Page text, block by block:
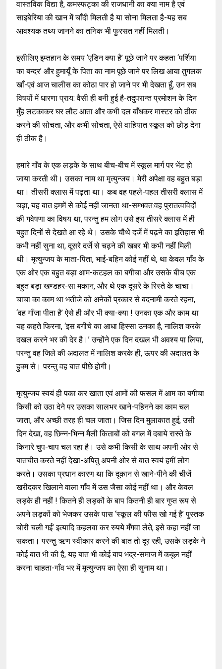
वास्तविक विद्या है, कमस्फट्का की राजधानी का क्या नाम है एवं
साइबेरिया की खान में चाँदी मिलती है या सोना मिलता है-यह सब
आवश्यक तथ्य जानने का तनिक भी फुरसत नहीं मिलती।
इसीलिए इम्तहान के समय ‘एडिन क्या है’ पूछे जाने पर कहता ‘पर्शिया
का बन्दर’ और हुमायूँ के पिता का नाम पूछे जाने पर लिख आया तुगलक
खाँ-एवं आज चालीस का कोठा पार हो जाने पर भी देखता हूँ, उन सब
विषयों में धारणा प्राय: वैसी ही बनी हुई है-तदुपरान्त प्रमोशन के दिन
मुँह लटकाकर घर लौट आता और कभी दल बाँधकर मास्टर को ठीक
करने की सोचता, और कभी सोचता, ऐसे वाहियात स्कूल को छोड़ देना
ही ठीक है।
हमारे गाँव के एक लड़के के साथ बीच-बीच में स्कूल मार्ग पर भेंट हो
जाया करती थी। उसका नाम था मृत्युन्जय। मेरी अपेक्षा वह बहुत बड़ा
था। तीसरी क्लास में पढ़ता था। कब वह पहले-पहल तीसरी क्लास में
चढ़ा, यह बात हममें से कोई नहीं जानता था-सम्भवत:वह पुरातत्वविदों
की गवेषणा का विषय था, परन्तु हम लोग उसे इस तीसरे क्लास में ही
बहुत दिनों से देखते आ रहे थे। उसके चौथे दर्जे में पढ़ने का इतिहास भी
कभी नहीं सुना था, दूसरे दर्जे से चढ़ने की खबर भी कभी नहीं मिली
थी। मृत्युन्जय के माता-पिता, भाई-बहिन कोई नहीं थे, था केवल गाँव के
एक ओर एक बहुत बड़ा आम-कटहल का बगीचा और उसके बीच एक
बहुत बड़ा खण्डहर-सा मकान, और थे एक दूसरे के रिस्ते के चाचा।
चाचा का काम था भतीजे को अनेकों प्रकार से बदनामी करते रहना,
‘वह गाँजा पीता है’ ऐसे ही और भी क्या-क्या ! उनका एक और काम था
यह कहते फिरना, ‘इस बगीचे का आधा हिस्सा उनका है, नालिश करके
दखल करने भर की देर है।’ उन्होंने एक दिन दखल भी अवश्य पा लिया,
परन्तु वह जिले की अदालत में नालिश करके ही, ऊपर की अदालत के
हुक्म से। परन्तु वह बात पीछे होगी।
मृत्युन्जय स्वयं ही पका कर खाता एवं आमों की फसल में आम का बगीचा
किसी को उठा देने पर उसका सालभर खाने-पहिनने का काम चल
जाता, और अच्छी तरह ही चल जाता। जिस दिन मुलाकात हुई, उसी
दिन देखा, वह छिन्न-भिन्न मैली किताबों को बगल में दबाये रास्ते के
किनारे चुप-चाप चल रहा है। उसे कभी किसी के साथ अपनी ओर से
बातचीत करते नहीं देखा-अपितु अपनी ओर से बात स्वयं हमीं लोग
करते। उसका प्रधान कारण था कि दूकान से खाने-पीने की चीजें
खरीदकर खिलाने वाला गाँव में उस जैसा कोई नहीं था। और केवल
लड़के ही नहीं ! कितने ही लड़कों के बाप कितनी ही बार गुप्त रूप से
अपने लड़कों को भेजकर उसके पास ‘स्कूल की फीस खो गई है’ पुस्तक
चोरी चली गई’ इत्यादि कहलवा कर रुपये मँगवा लेते, इसे कहा नहीं जा
सकता। परन्तु ऋण स्वीकार करने की बात तो दूर रही, उसके लड़के ने
कोई बात भी की है, यह बात भी कोई बाप भद्र-समाज में कबूल नहीं
करना चाहता-गाँव भर में मृत्युन्जय का ऐसा ही सुनाम था।